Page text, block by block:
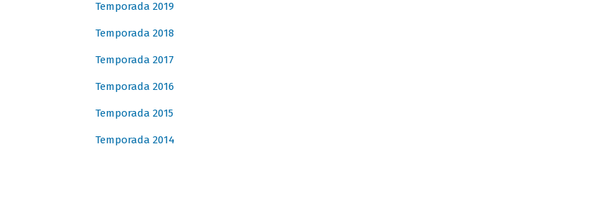
Temporada 2019
Temporada 2018
Temporada 2017
Temporada 2016
Temporada 2015
Temporada 2014